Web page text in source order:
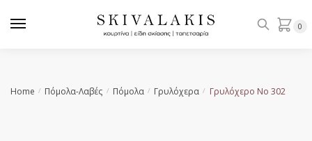
0
Home / Πόμολα-Λαβές / Πόμολα / Γρυλόχερα / Γρυλόχερο Νο 302